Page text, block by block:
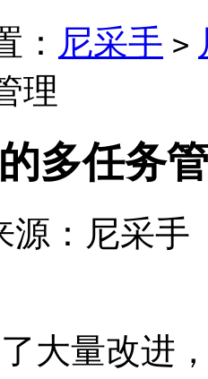
： 尼采手 >
理
多任务
源：尼采手
大量改进